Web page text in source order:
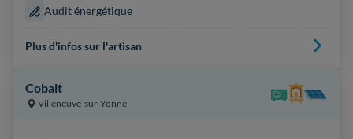
Audit énergétique
Plus d'infos sur l'artisan
Cobalt
Villeneuve-sur-Yonne